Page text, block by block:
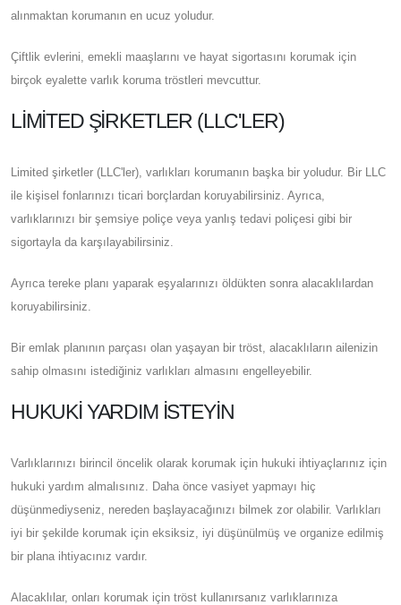
alınmaktan korumanın en ucuz yoludur.
Çiftlik evlerini, emekli maaşlarını ve hayat sigortasını korumak için
birçok eyalette varlık koruma tröstleri mevcuttur.
LIMITED ŞIRKETLER (LLC'LER)
Limited şirketler (LLC'ler), varlıkları korumanın başka bir yoludur. Bir LLC
ile kişisel fonlarınızı ticari borçlardan koruyabilirsiniz. Ayrıca,
varlıklarınızı bir şemsiye poliçe veya yanlış tedavi poliçesi gibi bir
sigortayla da karşılayabilirsiniz.
Ayrıca tereke planı yaparak eşyalarınızı öldükten sonra alacaklılardan
koruyabilirsiniz.
Bir emlak planının parçası olan yaşayan bir tröst, alacaklıların ailenizin
sahip olmasını istediğiniz varlıkları almasını engelleyebilir.
HUKUKI YARDIM İSTEYIN
Varlıklarınızı birincil öncelik olarak korumak için hukuki ihtiyaçlarınız için
hukuki yardım almalısınız. Daha önce vasiyet yapmayı hiç
düşünmediyseniz, nereden başlayacağınızı bilmek zor olabilir. Varlıkları
iyi bir şekilde korumak için eksiksiz, iyi düşünülmüş ve organize edilmiş
bir plana ihtiyacınız vardır.
Alacaklılar, onları korumak için tröst kullanırsanız varlıklarınıza